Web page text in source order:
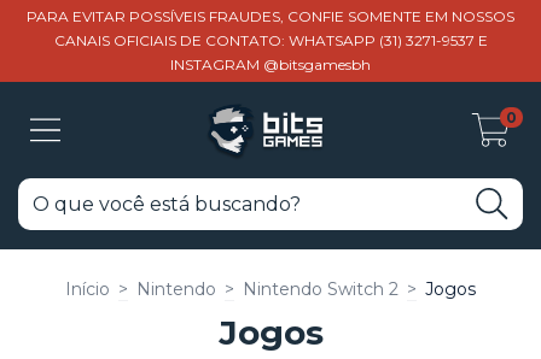
PARA EVITAR POSSÍVEIS FRAUDES, CONFIE SOMENTE EM NOSSOS
CANAIS OFICIAIS DE CONTATO: WHATSAPP (31) 3271-9537 E
INSTAGRAM @bitsgamesbh
0
Início > Nintendo > Nintendo Switch 2 > Jogos
Jogos